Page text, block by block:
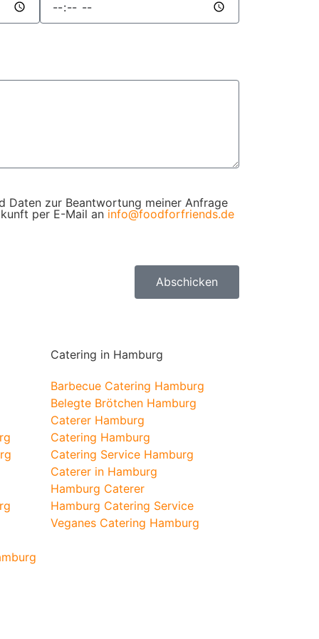
Daten zur Beantwortung meiner Anfrage
per E-Mail an info@foodforfriends.de
Abschicken
Catering in Hamburg
Barbecue Catering Hamburg
Belegte Brötchen Hamburg
Caterer Hamburg
Catering Hamburg
Catering Service Hamburg
Caterer in Hamburg
Hamburg Caterer
Hamburg Catering Service
Veganes Catering Hamburg